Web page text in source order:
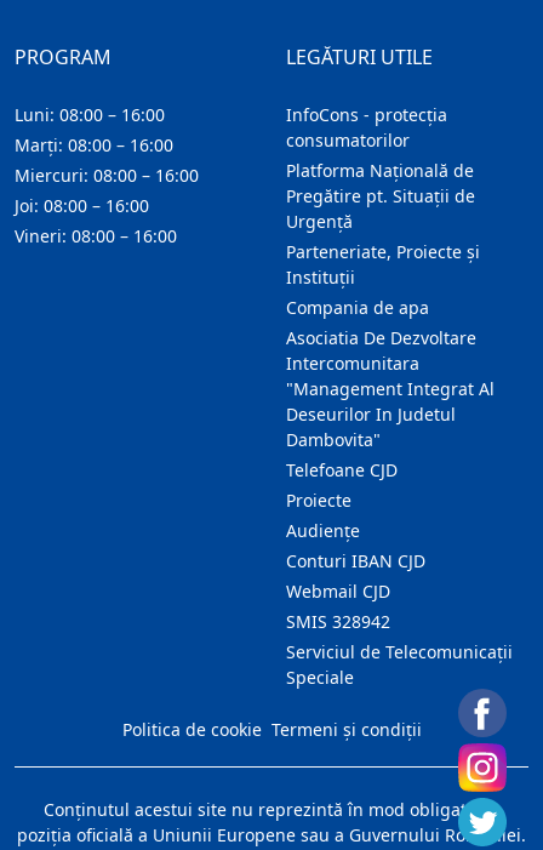
LEGĂTURI UTILE
InfoCons - protecția
consumatorilor
Platforma Națională de
Pregătire pt. Situații de
Urgență
Parteneriate, Proiecte și
Instituții
Compania de apa
Asociatia De Dezvoltare
Intercomunitara
"Management Integrat Al
Deseurilor In Judetul
Dambovita"
Telefoane CJD
Proiecte
Audienţe
Conturi IBAN CJD
Webmail CJD
SMIS 328942
Serviciul de Telecomunicații
Speciale
PROGRAM
Luni: 08:00 – 16:00
Marți: 08:00 – 16:00
Miercuri: 08:00 – 16:00
Joi: 08:00 – 16:00
Vineri: 08:00 – 16:00
Politica de cookie Termeni și condiții
Conţinutul acestui site nu reprezintă în mod obligatoriu
poziţia oficială a Uniunii Europene sau a Guvernului României.